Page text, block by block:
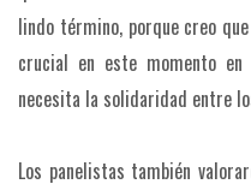
lindo término, porque creo
crucial en este momento
necesita la solidaridad entre
Los panelistas también